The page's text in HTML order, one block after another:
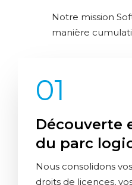
Notre mission
manière
01
Découverte
du parc
Nous consolidons
droits de licences,